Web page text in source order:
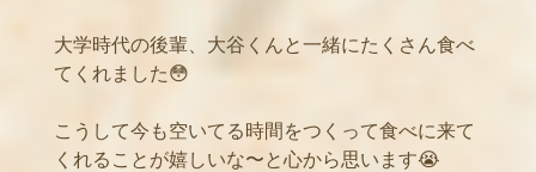
大学時代の後輩、大谷くんと一緒にたくさん食べ
てくれました😳
こうして今も空いてる時間をつくって食べに来て
くれることが嬉しいな〜と心から思います😭